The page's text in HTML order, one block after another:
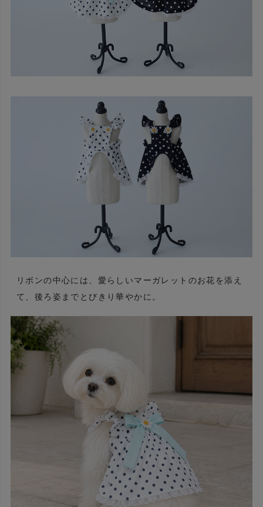
リボンの中心には、愛らしいマーガレットのお花を添え
て、後ろ姿までとびきり華やかに。